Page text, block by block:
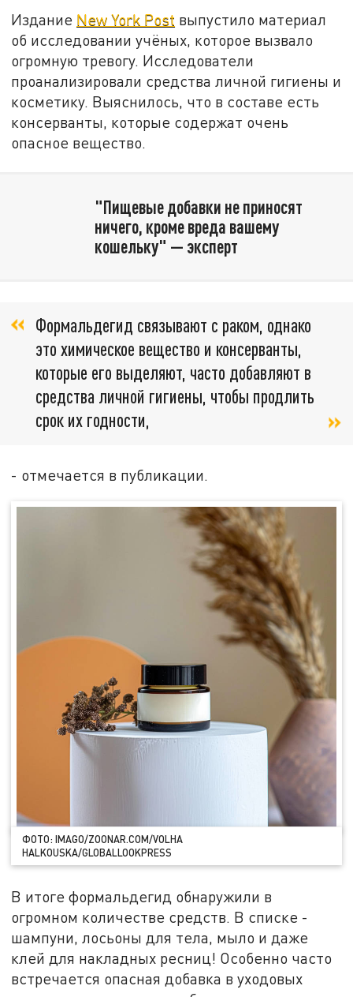
Издание New York Post выпустило материал
об исследовании учёных, которое вызвало
огромную тревогу. Исследователи
проанализировали средства личной гигиены и
косметику. Выяснилось, что в составе есть
консерванты, которые содержат очень
опасное вещество.
"Пищевые добавки не приносят
ничего, кроме вреда вашему
кошельку" — эксперт
Формальдегид связывают с раком, однако
это химическое вещество и консерванты,
которые его выделяют, часто добавляют в
средства личной гигиены, чтобы продлить
срок их годности,
- отмечается в публикации.
ФОТО: IMAGO/ZOONAR.COM/VOLHA
HALKOUSKA/GLOBALLOOKPRESS
В итоге формальдегид обнаружили в
огромном количестве средств. В списке -
шампуни, лосьоны для тела, мыло и даже
клей для накладных ресниц! Особенно часто
встречается опасная добавка в уходовых